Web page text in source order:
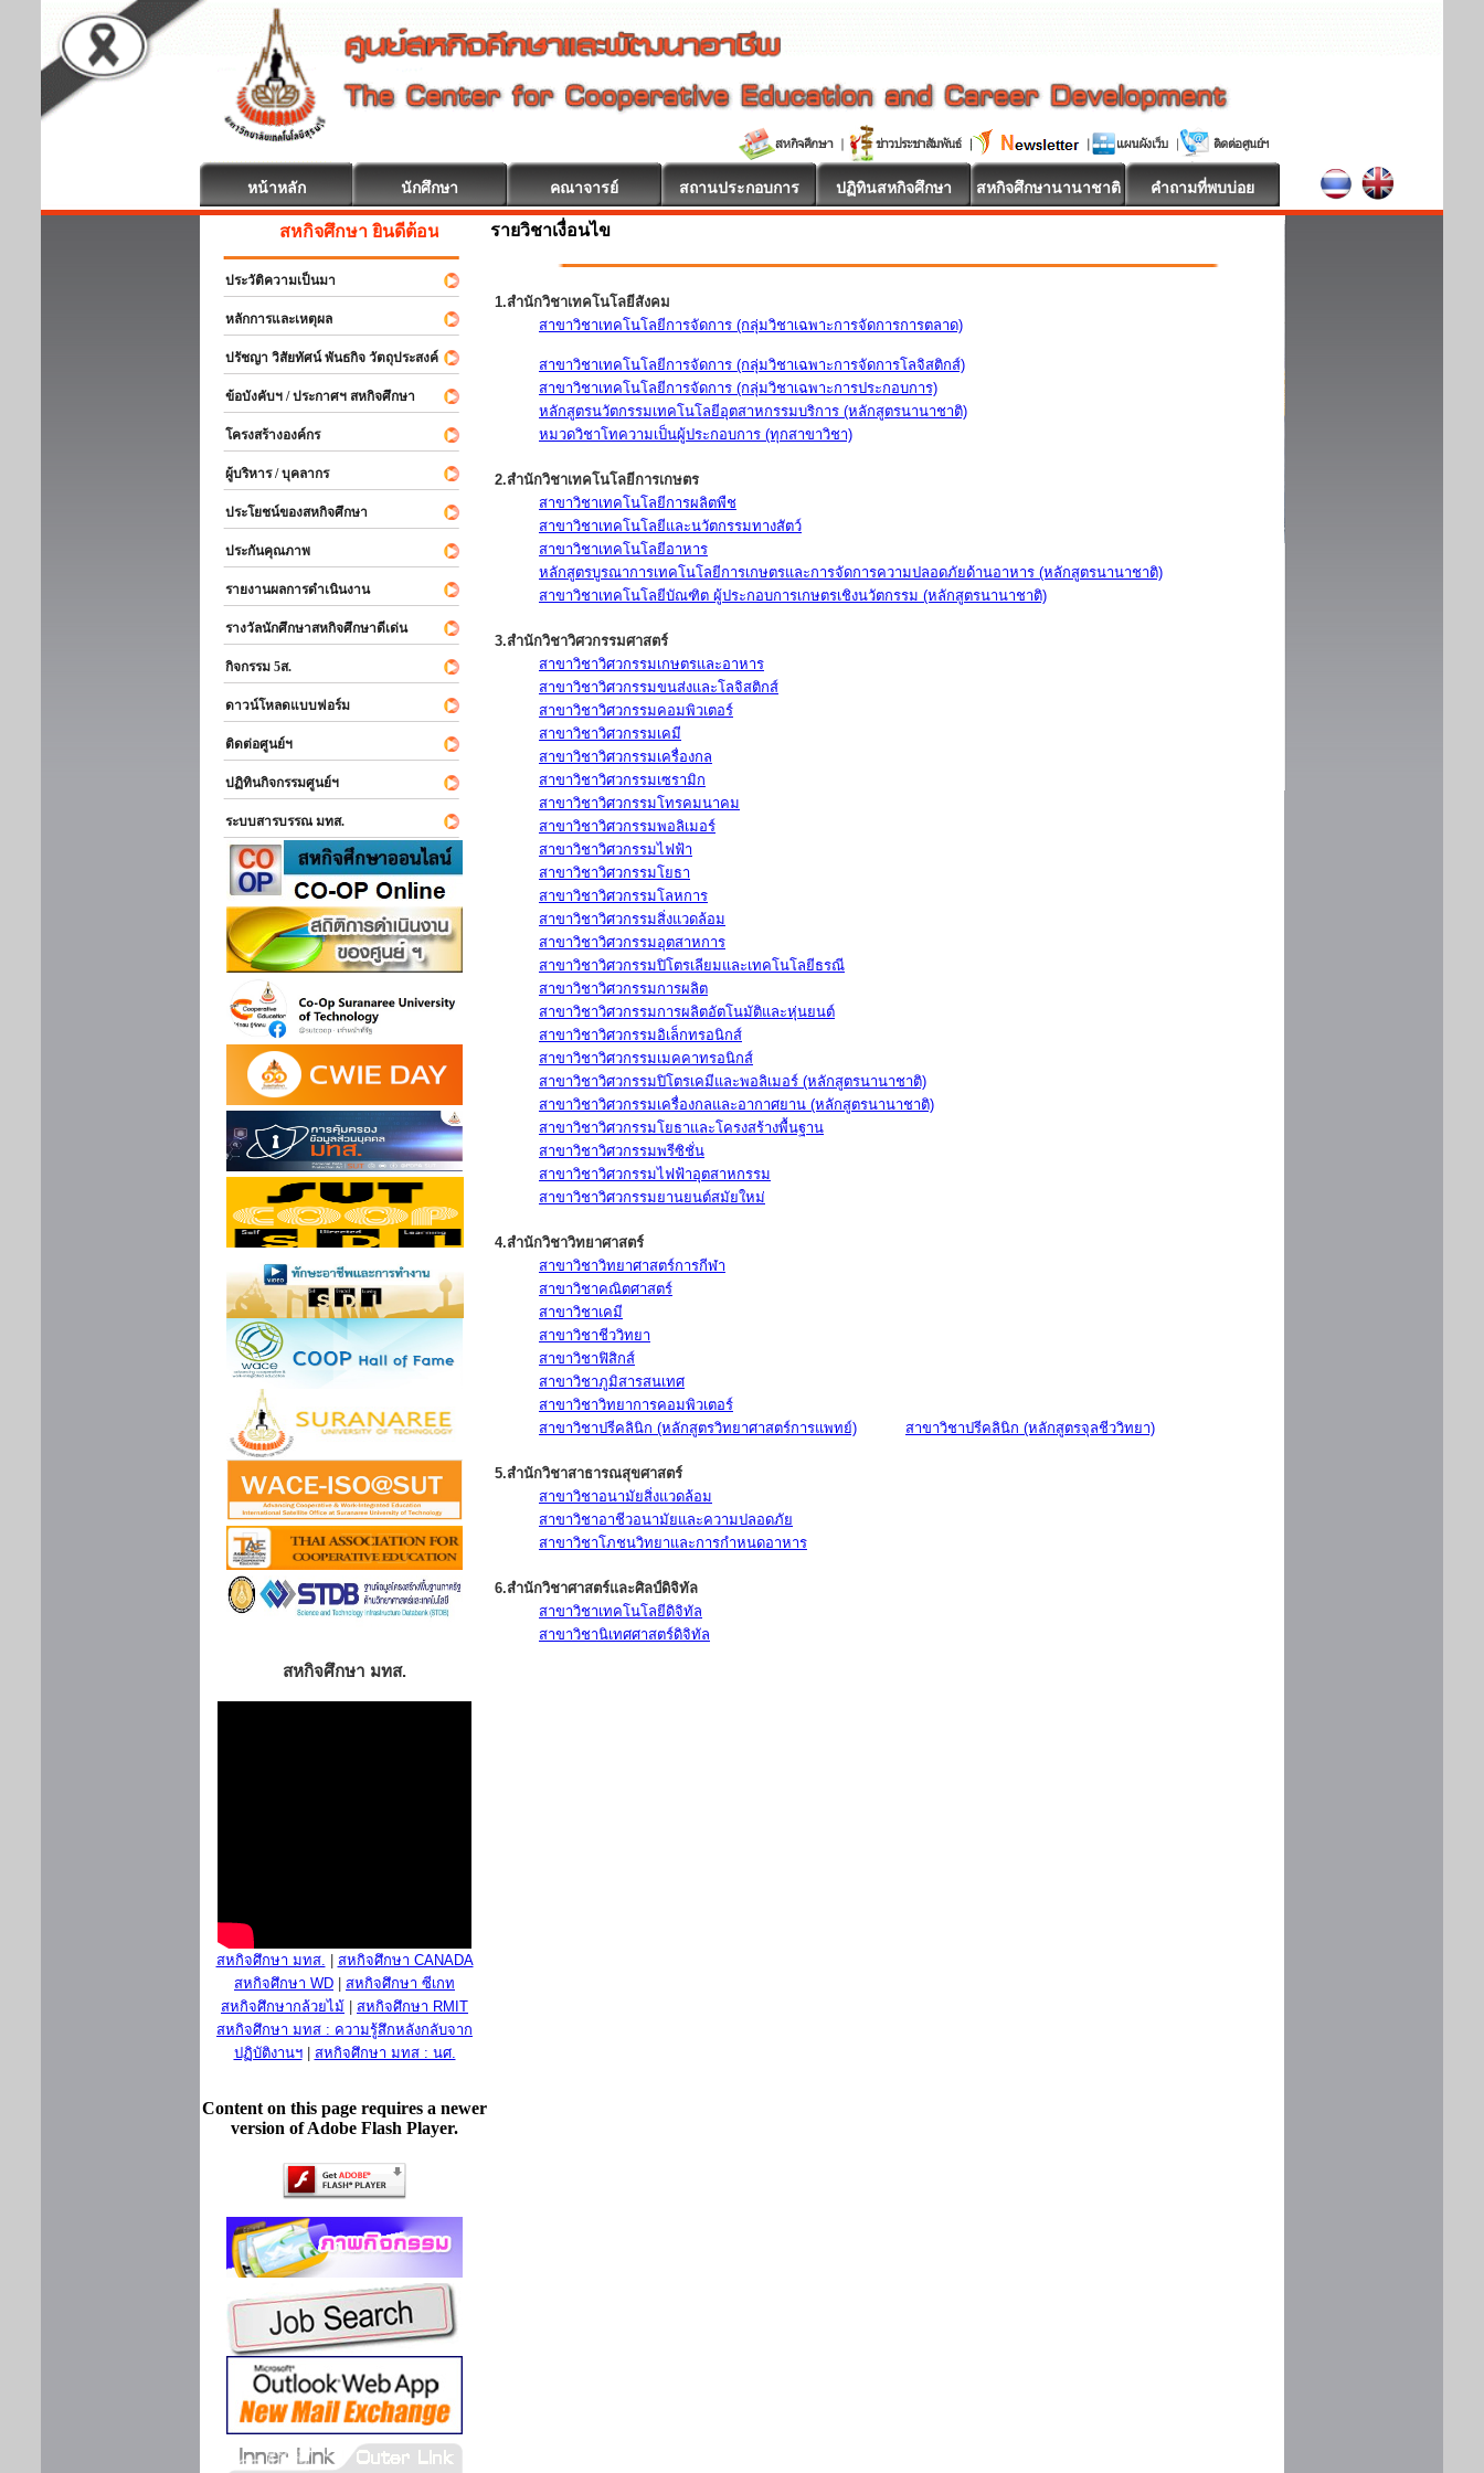
หน้าหลัก นักศึกษา คณาจารย์ สถานประกอบการ ปฏิทินสหกิจศึกษา สหกิจศึกษานานาชาติ คำถามที่พบบ่อย
สหกิจศึกษา ยินดีต้อนรับ
ประวัติความเป็นมา
หลักการและเหตุผล
ปรัชญา วิสัยทัศน์ พันธกิจ วัตถุประสงค์
ข้อบังคับฯ / ประกาศฯ สหกิจศึกษา
โครงสร้างองค์กร
ผู้บริหาร / บุคลากร
ประโยชน์ของสหกิจศึกษา
ประกันคุณภาพ
รายงานผลการดำเนินงาน
รางวัลนักศึกษาสหกิจศึกษาดีเด่น
กิจกรรม 5ส.
ดาวน์โหลดแบบฟอร์ม
ติดต่อศูนย์ฯ
ปฏิทินกิจกรรมศูนย์ฯ
ระบบสารบรรณ มทส.
สหกิจศึกษา มทส.
สหกิจศึกษา มทส.
สหกิจศึกษา CANADA
สหกิจศึกษา WD
สหกิจศึกษา ซีเกท
สหกิจศึกษากล้วยไม้
สหกิจศึกษา RMIT
สหกิจศึกษา มทส : ความรู้สึกหลังกลับจาก
ปฏิบัติงานฯ| สหกิจศึกษา มทส : นศ.
Content on this page requires a newer
version of Adobe Flash Player.
รายวิชาเงื่อนไข
1.สำนักวิชาเทคโนโลยีสังคม
สาขาวิชาเทคโนโลยีการจัดการ (กลุ่มวิชาเฉพาะการจัดการการตลาด)
สาขาวิชาเทคโนโลยีการจัดการ (กลุ่มวิชาเฉพาะการจัดการโลจิสติกส์)
สาขาวิชาเทคโนโลยีการจัดการ (กลุ่มวิชาเฉพาะการประกอบการ)
หลักสูตรนวัตกรรมเทคโนโลยีอุตสาหกรรมบริการ (หลักสูตรนานาชาติ)
หมวดวิชาโทความเป็นผู้ประกอบการ (ทุกสาขาวิชา)
2.สำนักวิชาเทคโนโลยีการเกษตร
สาขาวิชาเทคโนโลยีการผลิตพืช
สาขาวิชาเทคโนโลยีและนวัตกรรมทางสัตว์
สาขาวิชาเทคโนโลยีอาหาร
หลักสูตรบูรณาการเทคโนโลยีการเกษตรและการจัดการความปลอดภัยด้านอาหาร (หลักสูตรนานาชาติ)
สาขาวิชาเทคโนโลยีบัณฑิต ผู้ประกอบการเกษตรเชิงนวัตกรรม (หลักสูตรนานาชาติ)
3.สำนักวิชาวิศวกรรมศาสตร์
สาขาวิชาวิศวกรรมเกษตรและอาหาร
สาขาวิชาวิศวกรรมขนส่งและโลจิสติกส์
สาขาวิชาวิศวกรรมคอมพิวเตอร์
สาขาวิชาวิศวกรรมเคมี
สาขาวิชาวิศวกรรมเครื่องกล
สาขาวิชาวิศวกรรมเซรามิก
สาขาวิชาวิศวกรรมโทรคมนาคม
สาขาวิชาวิศวกรรมพอลิเมอร์
สาขาวิชาวิศวกรรมไฟฟ้า
สาขาวิชาวิศวกรรมโยธา
สาขาวิชาวิศวกรรมโลหการ
สาขาวิชาวิศวกรรมสิ่งแวดล้อม
สาขาวิชาวิศวกรรมอุตสาหการ
สาขาวิชาวิศวกรรมปิโตรเลียมและเทคโนโลยีธรณี
สาขาวิชาวิศวกรรมการผลิต
สาขาวิชาวิศวกรรมการผลิตอัตโนมัติและหุ่นยนต์
สาขาวิชาวิศวกรรมอิเล็กทรอนิกส์
สาขาวิชาวิศวกรรมเมคคาทรอนิกส์
สาขาวิชาวิศวกรรมปิโตรเคมีและพอลิเมอร์ (หลักสูตรนานาชาติ)
สาขาวิชาวิศวกรรมเครื่องกลและอากาศยาน (หลักสูตรนานาชาติ)
สาขาวิชาวิศวกรรมโยธาและโครงสร้างพื้นฐาน
สาขาวิชาวิศวกรรมพรีซิชั่น
สาขาวิชาวิศวกรรมไฟฟ้าอุตสาหกรรม
สาขาวิชาวิศวกรรมยานยนต์สมัยใหม่
4.สำนักวิชาวิทยาศาสตร์
สาขาวิชาวิทยาศาสตร์การกีฬา
สาขาวิชาคณิตศาสตร์
สาขาวิชาเคมี
สาขาวิชาชีววิทยา
สาขาวิชาฟิสิกส์
สาขาวิชาภูมิสารสนเทศ
สาขาวิชาวิทยาการคอมพิวเตอร์
สาขาวิชาปรีคลินิก (หลักสูตรวิทยาศาสตร์การแพทย์)
สาขาวิชาปรีคลินิก (หลักสูตรจุลชีววิทยา)
5.สำนักวิชาสาธารณสุขศาสตร์
สาขาวิชาอนามัยสิ่งแวดล้อม
สาขาวิชาอาชีวอนามัยและความปลอดภัย
สาขาวิชาโภชนวิทยาและการกำหนดอาหาร
6.สำนักวิชาศาสตร์และศิลป์ดิจิทัล
สาขาวิชาเทคโนโลยีดิจิทัล
สาขาวิชานิเทศศาสตร์ดิจิทัล